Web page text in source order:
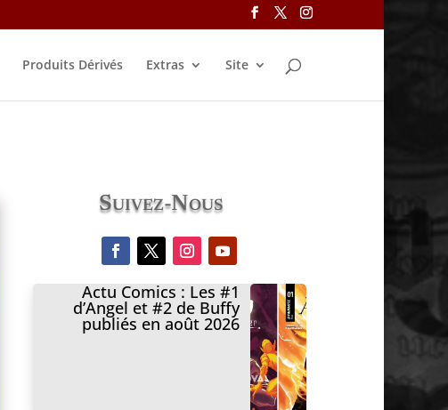
Produits Dérivés Extras Site
Suivez-Nous
Actu Comics : Les #1
d’Angel et #2 de Buffy
publiés en août 2026